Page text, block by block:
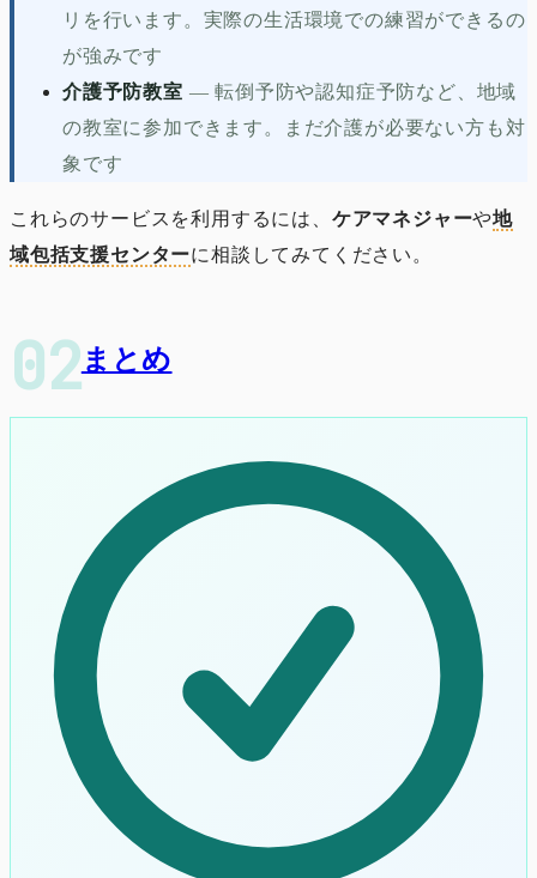
リを行います。実際の生活環境での練習ができるの
が強みです
介護予防教室 —転倒予防や認知症予防など、地域
の教室に参加できます。まだ介護が必要ない方も対
象です
これらのサービスを利用するには、 ケアマネジャーや地
域包括支援センターに相談してみてください。
まとめ